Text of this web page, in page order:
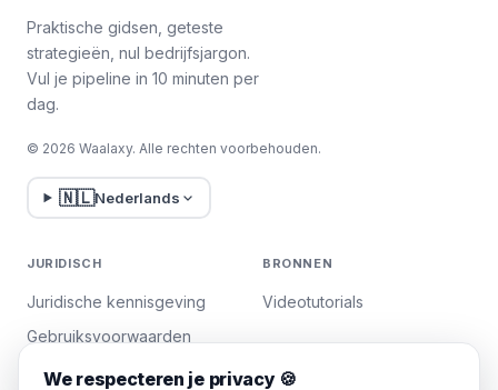
Praktische gidsen, geteste
strategieën, nul bedrijfsjargon.
Vul je pipeline in 10 minuten per
dag.
© 2026 Waalaxy. Alle rechten voorbehouden.
🇳🇱Nederlands
JURIDISCH
Juridische kennisgeving
Gebruiksvoorwaarden
Privacybeleid
BRONNEN
Videotutorials
We respecteren je privacy 🍪